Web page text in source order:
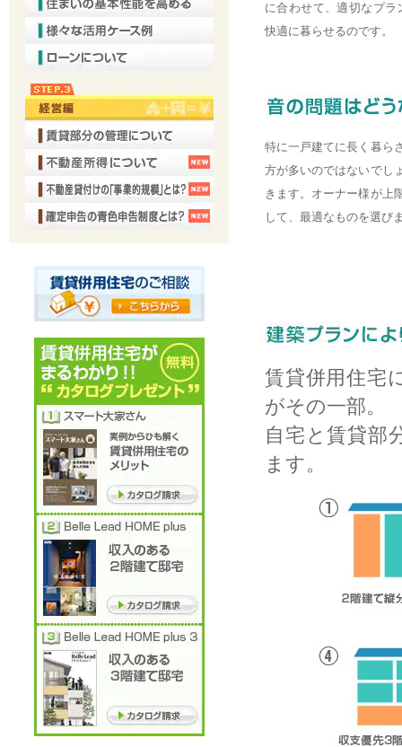
に合わせて、適切なプ
快適に暮らせるのです。
特に一戸建てに長く暮ら
方が多いのではないでし
きます。オーナー様が上
して、最適なものを選び
賃貸併用住宅
がその一部。
自宅と賃貸部
ます。